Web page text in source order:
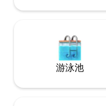
游泳池